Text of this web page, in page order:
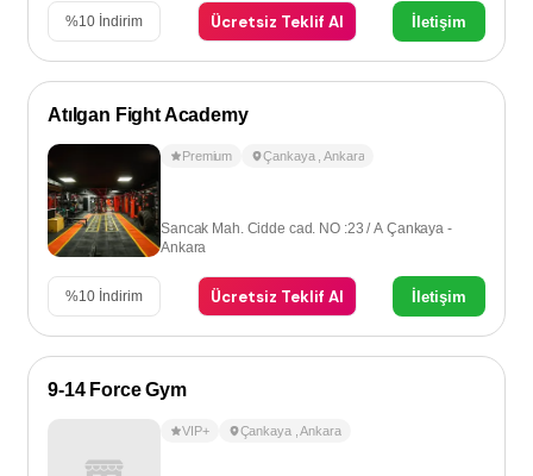
%10 İndirim Ücretsiz Teklif Al İletişim
Atılgan Fight Academy
Premium Çankaya ,Ankara
Sancak Mah. Cidde cad. NO :23 / A Çankaya -
Ankara
%10 İndirim Ücretsiz Teklif Al İletişim
9-14 Force Gym
VIP+ Çankaya ,Ankara